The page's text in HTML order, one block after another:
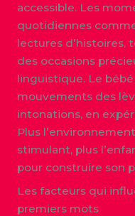
accessible. Les
quotidiennes
lectures d’histoires,
des occasions
linguistique. Le
mouvements des
intonations, en
Plus
stimulant, plus
pour construire son
Les facteurs qui
premiers mots